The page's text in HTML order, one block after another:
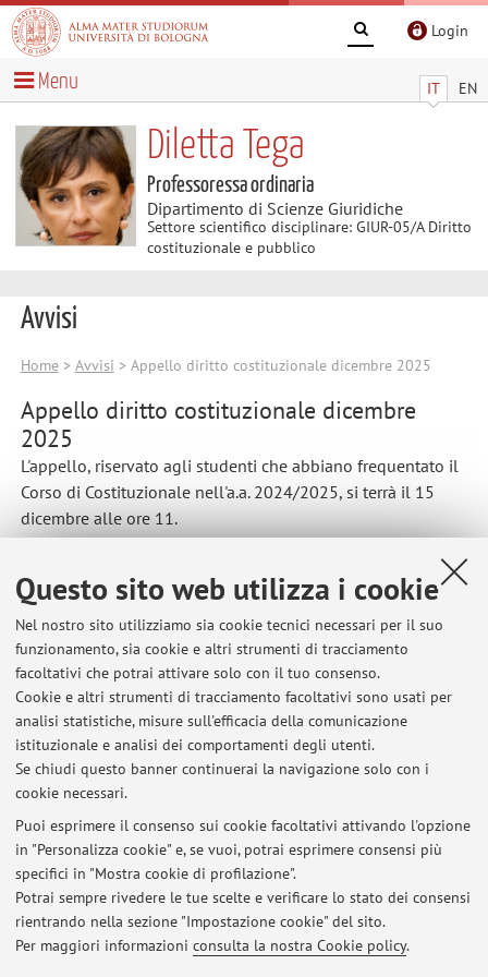
Questo sito web utilizza i cookie
Nel nostro sito utilizziamo sia cookie tecnici necessari per il suo
funzionamento, sia cookie e altri strumenti di tracciamento
facoltativi che potrai attivare solo con il tuo consenso.
Cookie e altri strumenti di tracciamento facoltativi sono usati per
analisi statistiche, misure sull'efficacia della comunicazione
istituzionale e analisi dei comportamenti degli utenti.
Se chiudi questo banner continuerai la navigazione solo con i
cookie necessari.
Puoi esprimere il consenso sui cookie facoltativi attivando l'opzione
in "Personalizza cookie" e, se vuoi, potrai esprimere consensi più
specifici in "Mostra cookie di profilazione".
Potrai sempre rivedere le tue scelte e verificare lo stato dei consensi
rientrando nella sezione "Impostazione cookie" del sito.
Per maggiori informazioni consulta la nostra Cookie policy.
Login
IT EN
Menu
Diletta Tega
Professoressa ordinaria
Dipartimento di Scienze Giuridiche
Settore scientifico disciplinare: GIUR-05/A Diritto
costituzionale e pubblico
Avvisi
Home> Avvisi > Appello diritto costituzionale dicembre 2025
Appello diritto costituzionale dicembre
2025
L'appello, riservato agli studenti che abbiano frequentato il
Corso di Costituzionale nell'a.a. 2024/2025, si terrà il 15
dicembre alle ore 11.
Ultimi avvisi
Appelli maggio/luglio 2026
Pubblicato il: 06 marzo 2026
Ciclo di incontri "Il Diritto costituzionale ed i suoi protagonisti". Il
Parlamento e il procedimento legislativo
Pubblicato il: 19 novembre 2025
Ciclo di incontri "Il Diritto costituzionale ed i suoi protagonisti". La
magistratura tra Costituzione e Istituzioni.
Pubblicato il: 19 novembre 2025